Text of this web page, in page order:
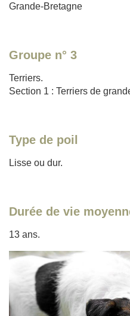
Grande-Bretagne
Groupe n° 3
Terriers.
Section 1 : Terriers de
Type de poil
Lisse ou dur.
Durée de vie
13 ans.